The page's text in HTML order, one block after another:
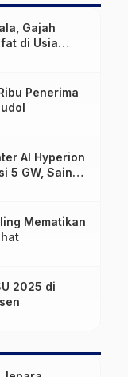
Gajah
di Usia
Penerima
AI Hyperion
5 GW, Saingi
Mematikan
2025 di